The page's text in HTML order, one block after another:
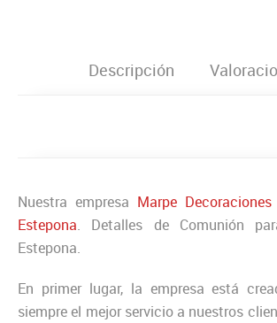
Descripción
Nuestra empresa Marpe Decoraciones
Estepona. Detalles de Comunión
Estepona.
En primer lugar, la empresa está
siempre el mejor servicio a nuestros